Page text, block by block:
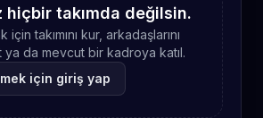
hiçbir takımda değilsin.
için takımını kur, arkadaşlarını
da mevcut bir kadroya katıl.
için giriş yap